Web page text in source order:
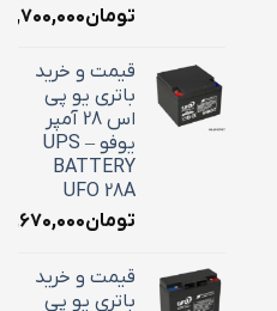
تومان
قیمت و خرید
باتری یو پی
اس 28 آمپر
یوفو – UPS
BATTERY
UFO 28A
تومان۱۰,۶۷۰,۰۰۰
قیمت و خرید
باتری یو پی